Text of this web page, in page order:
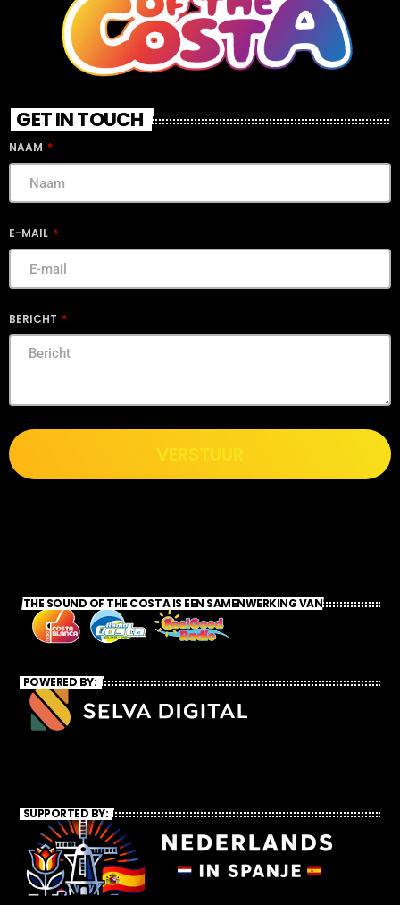
GET IN TOUCH
NAAM
E-MAIL
BERICHT
VERSTUUR
THE SOUND OF THE COSTA IS EEN SAMENWERKING VAN
POWERED BY:
SUPPORTED BY: